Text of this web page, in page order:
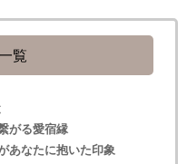
覧
がる愛宿縁
あなたに抱いた印象